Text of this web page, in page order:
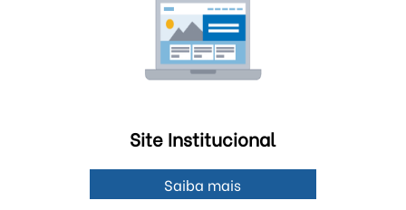
Site Institucional
Saiba mais